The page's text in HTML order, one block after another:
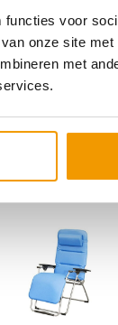
voor
onze site
met